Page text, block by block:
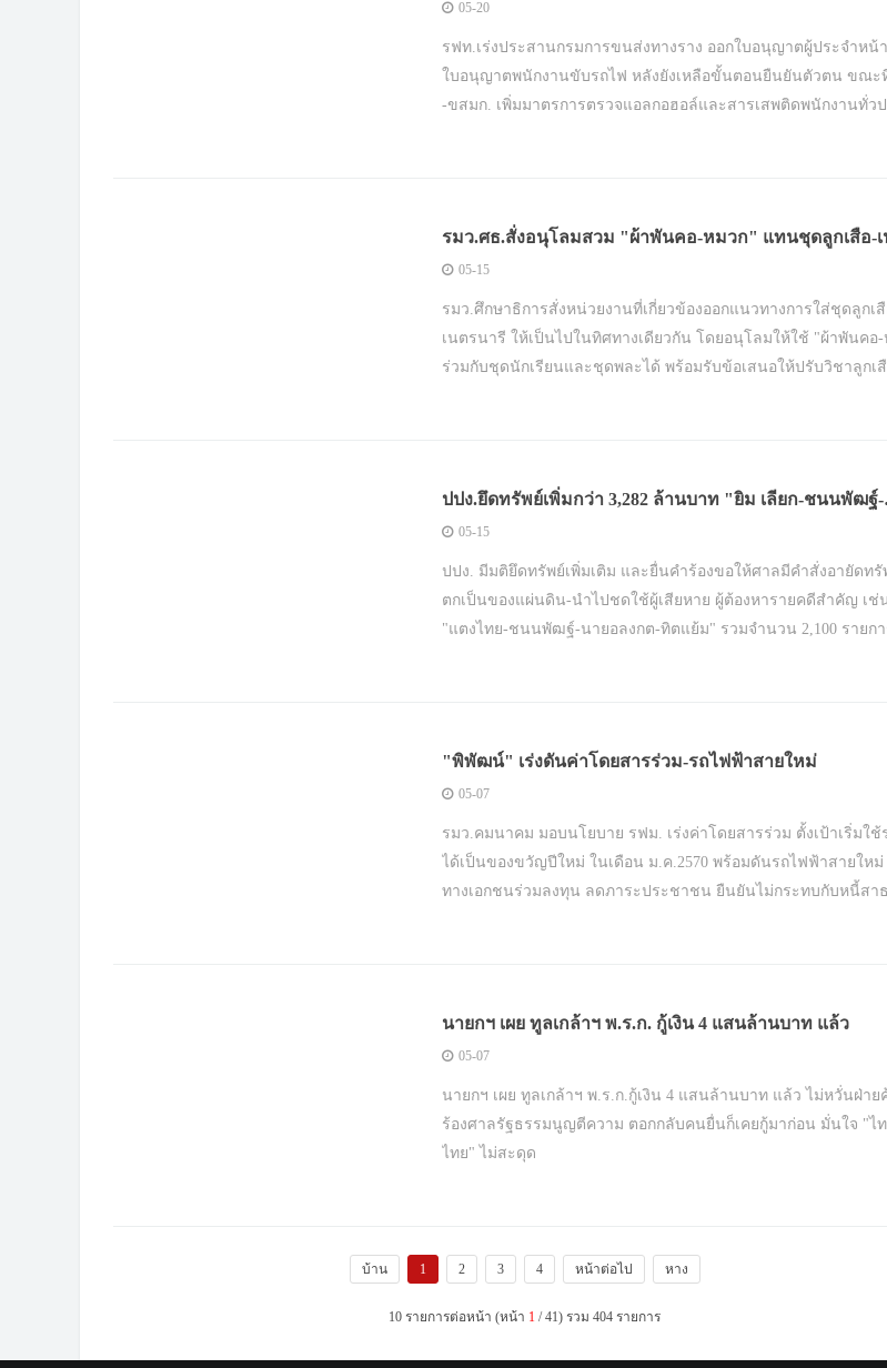
05-20
รฟท.เร่งประสานกรมการขนส่งทางราง ออกใบอนุญาตผู้ประจำหน้
ใบอนุญาตพนักงานขับรถไฟ หลังยังเหลือขั้นตอนยืนยันตัวตน ขณะ
-ขสมก. เพิ่มมาตรการตรวจแอลกอฮอล์และสารเสพติดพนักงานทั่วป
รมว.ศธ.สั่งอนุโลมสวม "ผ้าพันคอ-หมวก" แทนชุดลูกเสือ-เ
นารี05-15
รมว.ศึกษาธิการสั่งหน่วยงานที่เกี่ยวข้องออกแนวทางการใส่ชุดลูกเ
เนตรนารี ให้เป็นไปในทิศทางเดียวกัน โดยอนุโลมให้ใช้ "ผ้าพันคอ
ร่วมกับชุดนักเรียนและชุดพละได้ พร้อมรับข้อเสนอให้ปรับวิชาลูกเสื
ปปง.ยึดทรัพย์เพิ่มกว่า 3,282 ล้านบาท "ยิม เลียก-ชนนพัฒฐ์-
อลงกต-ทิดแย้ม"
05-15
ปปง. มีมติยึดทรัพย์เพิ่มเติม และยื่นคำร้องขอให้ศาลมีคำสั่งอายัดทรั
ตกเป็นของแผ่นดิน-นำไปชดใช้ผู้เสียหาย ผู้ต้องหารายคดีสำคัญ เช่
"แตงไทย-ชนนพัฒฐ์-นายอลงกต-ทิตแย้ม" รวมจำนวน 2,100 รายกา
"พิพัฒน์" เร่งดันค่าโดยสารร่วม-รถไฟฟ้าสายใหม่
05-07
รมว.คมนาคม มอบนโยบาย รฟม. เร่งค่าโดยสารร่วม ตั้งเป้าเริ่มใช้
ได้เป็นของขวัญปีใหม่ ในเดือน ม.ค.2570 พร้อมดันรถไฟฟ้าสายใหม่
ทางเอกชนร่วมลงทุน ลดภาระประชาชน ยืนยันไม่กระทบกับหนี้สา
นายกฯ เผย ทูลเกล้าฯ พ.ร.ก. กู้เงิน 4 แสนล้านบาท แล้ว
05-07
นายกฯ เผย ทูลเกล้าฯ พ.ร.ก.กู้เงิน 4 แสนล้านบาท แล้ว ไม่หวั่นฝ่าย
ร้องศาลรัฐธรรมนูญตีความ ตอกกลับคนยื่นก็เคยกู้มาก่อน มั่นใจ "ไ
ไทย" ไม่สะดุด
บ้าน 1 2 3 4 หน้าต่อไป หาง
10 รายการต่อหน้า (หน้า 1 / 41) รวม 404 รายการ